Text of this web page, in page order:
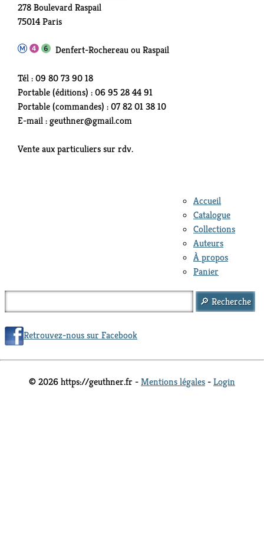
278 Boulevard Raspail
75014 Paris
Denfert-Rochereau ou Raspail
Tél : 09 80 73 90 18
Portable (éditions) : 06 95 28 44 91
Portable (commandes) : 07 82 01 38 10
E-mail : geuthner@gmail.com
Vente aux particuliers sur rdv.
Accueil
Catalogue
Collections
Auteurs
À propos
Panier
Retrouvez-nous sur Facebook
© 2026 https://geuthner.fr -Mentions légales -Login